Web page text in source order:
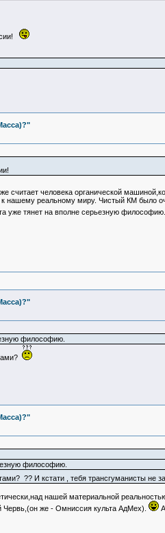
считает человека органической
нашему реальному миру. Чистый КМ было
уже тянет на вполне серьезную философию.
философию.
философию.
?? И кстати , тебя трансгуманисты не
нашей материальной
же - Омниссия культа АдМех).
А